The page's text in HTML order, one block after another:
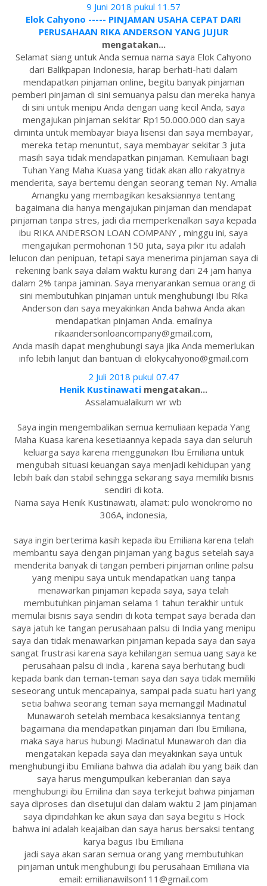
9 Juni 2018 pukul 11.57
Elok Cahyono ----- PINJAMAN USAHA CEPAT DARI
PERUSAHAAN RIKA ANDERSON YANG JUJUR
mengatakan...
Selamat siang untuk Anda semua nama saya Elok Cahyono
dari Balikpapan Indonesia, harap berhati-hati dalam
mendapatkan pinjaman online, begitu banyak pinjaman
pemberi pinjaman di sini semuanya palsu dan mereka hanya
di sini untuk menipu Anda dengan uang kecil Anda, saya
mengajukan pinjaman sekitar Rp150.000.000 dan saya
diminta untuk membayar biaya lisensi dan saya membayar,
mereka tetap menuntut, saya membayar sekitar 3 juta
masih saya tidak mendapatkan pinjaman. Kemuliaan bagi
Tuhan Yang Maha Kuasa yang tidak akan allo rakyatnya
menderita, saya bertemu dengan seorang teman Ny. Amalia
Amangku yang membagikan kesaksiannya tentang
bagaimana dia hanya mengajukan pinjaman dan mendapat
pinjaman tanpa stres, jadi dia memperkenalkan saya kepada
ibu RIKA ANDERSON LOAN COMPANY , minggu ini, saya
mengajukan permohonan 150 juta, saya pikir itu adalah
lelucon dan penipuan, tetapi saya menerima pinjaman saya di
rekening bank saya dalam waktu kurang dari 24 jam hanya
dalam 2% tanpa jaminan. Saya menyarankan semua orang di
sini membutuhkan pinjaman untuk menghubungi Ibu Rika
Anderson dan saya meyakinkan Anda bahwa Anda akan
mendapatkan pinjaman Anda. emailnya
rikaandersonloancompany@gmail.com,
Anda masih dapat menghubungi saya jika Anda memerlukan
info lebih lanjut dan bantuan di elokycahyono@gmail.com
2 Juli 2018 pukul 07.47
Henik Kustinawati mengatakan...
Assalamualaikum wr wb
Saya ingin mengembalikan semua kemuliaan kepada Yang
Maha Kuasa karena kesetiaannya kepada saya dan seluruh
keluarga saya karena menggunakan Ibu Emiliana untuk
mengubah situasi keuangan saya menjadi kehidupan yang
lebih baik dan stabil sehingga sekarang saya memiliki bisnis
sendiri di kota.
Nama saya Henik Kustinawati, alamat: pulo wonokromo no
306A, indonesia,
saya ingin berterima kasih kepada ibu Emiliana karena telah
membantu saya dengan pinjaman yang bagus setelah saya
menderita banyak di tangan pemberi pinjaman online palsu
yang menipu saya untuk mendapatkan uang tanpa
menawarkan pinjaman kepada saya, saya telah
membutuhkan pinjaman selama 1 tahun terakhir untuk
memulai bisnis saya sendiri di kota tempat saya berada dan
saya jatuh ke tangan perusahaan palsu di India yang menipu
saya dan tidak menawarkan pinjaman kepada saya dan saya
sangat frustrasi karena saya kehilangan semua uang saya ke
perusahaan palsu di india , karena saya berhutang budi
kepada bank dan teman-teman saya dan saya tidak memiliki
seseorang untuk mencapainya, sampai pada suatu hari yang
setia bahwa seorang teman saya memanggil Madinatul
Munawaroh setelah membaca kesaksiannya tentang
bagaimana dia mendapatkan pinjaman dari Ibu Emiliana,
maka saya harus hubungi Madinatul Munawaroh dan dia
mengatakan kepada saya dan meyakinkan saya untuk
menghubungi ibu Emiliana bahwa dia adalah ibu yang baik dan
saya harus mengumpulkan keberanian dan saya
menghubungi ibu Emilina dan saya terkejut bahwa pinjaman
saya diproses dan disetujui dan dalam waktu 2 jam pinjaman
saya dipindahkan ke akun saya dan saya begitu s Hock
bahwa ini adalah keajaiban dan saya harus bersaksi tentang
karya bagus Ibu Emiliana
jadi saya akan saran semua orang yang membutuhkan
pinjaman untuk menghubungi ibu perusahaan Emiliana via
email: emilianawilson111@gmail.com